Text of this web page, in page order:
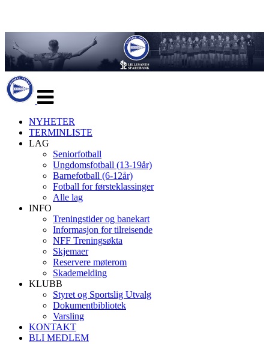
navigasjon
NYHETER
TERMINLISTE
LAG
Seniorfotball
Ungdomsfotball (13-19år)
Barnefotball (6-12år)
Fotball for førsteklassinger
Alle lag
INFO
Treningstider og banekart
Informasjon for tilreisende
NFF Treningsøkta
Skjemaer
Reservere møterom
Skademelding
KLUBB
Styret og Sportslig Utvalg
Dokumentbibliotek
Varsling
KONTAKT
BLI MEDLEM